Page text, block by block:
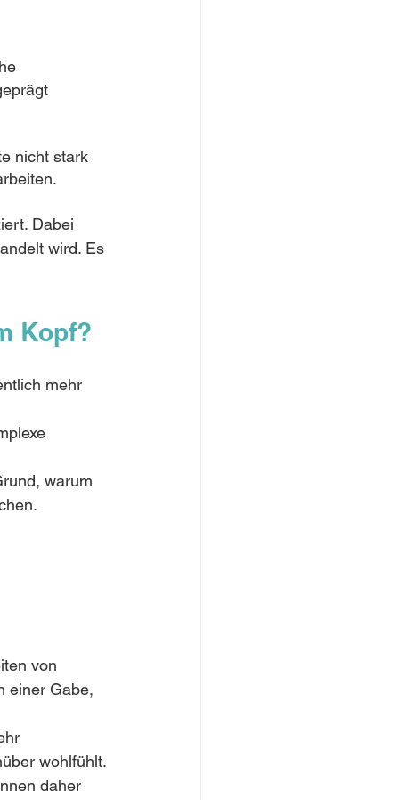
nicht stark
Dabei
wird. Es
Kopf?
mehr
warum
von
einer Gabe,
wohlfühlt.
daher